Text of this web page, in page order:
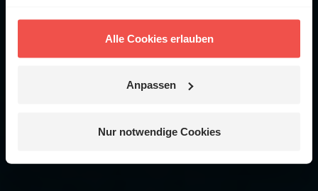
Alle Cookies erlauben
Anpassen
Nur notwendige Cookies